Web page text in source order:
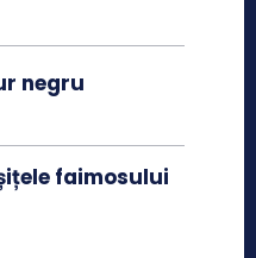
negru
faimosului